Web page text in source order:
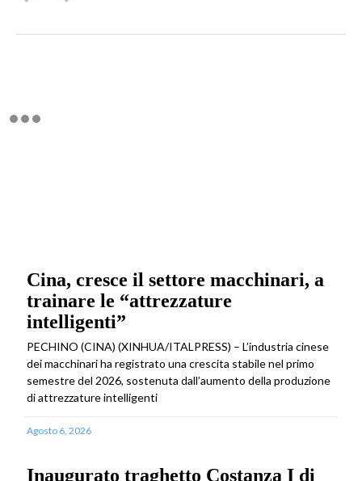
Cina, cresce il settore macchinari, a
trainare le “attrezzature
intelligenti”
PECHINO (CINA) (XINHUA/ITALPRESS) – L’industria cinese
dei macchinari ha registrato una crescita stabile nel primo
semestre del 2026, sostenuta dall’aumento della produzione
di attrezzature intelligenti
Agosto 6, 2026
Inaugurato traghetto Costanza I di